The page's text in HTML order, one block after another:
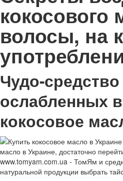
кокосового
волосы, на
Чудо-
ослабленных
кокосовое
масло в Украине, достаточно
www.tomyam.com.ua - ТомЯм и
натуральной продукции выбрать